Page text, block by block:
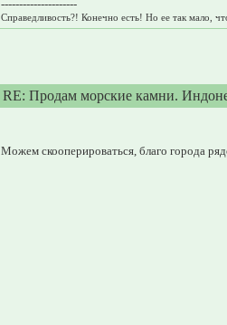
---------------------
Справедливость?! Конечно есть! Но ее так мало,
RE: Продам морские камни.
Можем скооперироваться, благо города